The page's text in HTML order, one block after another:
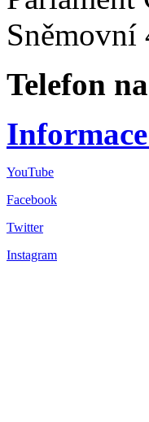
Sněmovní
Telefon
YouTube
Facebook
Twitter
Instagram